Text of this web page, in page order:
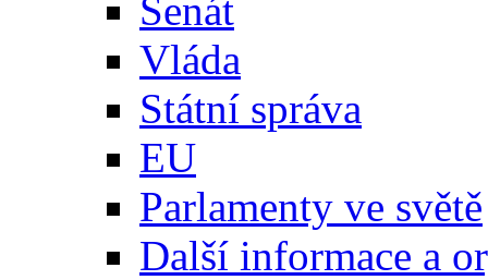
Senát
Vláda
Státní správa
EU
Parlamenty ve světě
Další informace a